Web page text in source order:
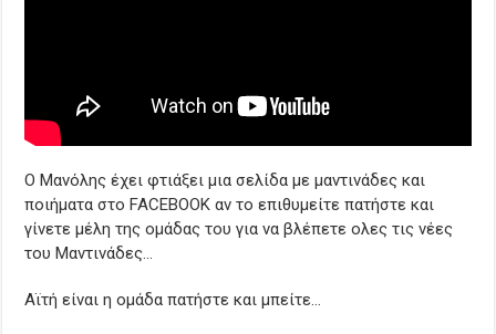
Ο Μανόλης έχει φτιάξει μια σελίδα με μαντινάδες και
ποιήματα στο FACEBOOK αν το επιθυμείτε πατήστε και
γίνετε μέλη της ομάδας του για να βλέπετε ολες τις νέες
του Μαντινάδες…
Αϊτή είναι η ομάδα πατήστε και μπείτε…